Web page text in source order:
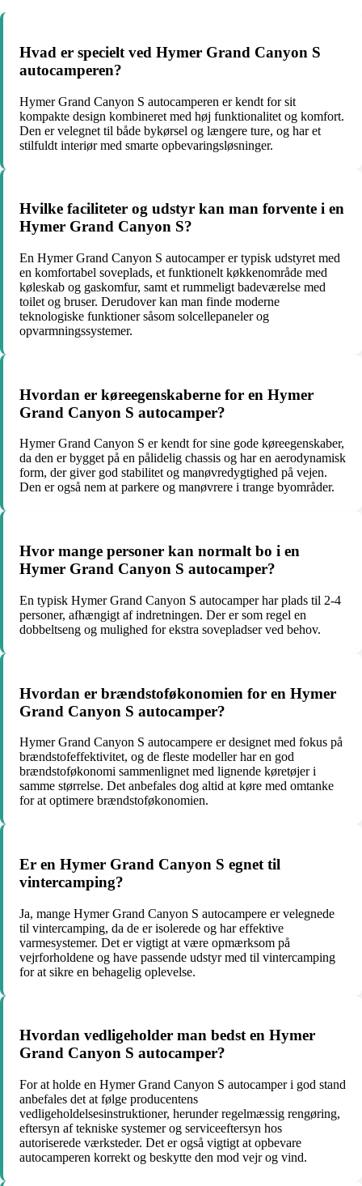
Hvad er specielt ved Hymer Grand Canyon S
autocamperen?
Hymer Grand Canyon S autocamperen er kendt for sit
kompakte design kombineret med høj funktionalitet og komfort.
Den er velegnet til både bykørsel og længere ture, og har et
stilfuldt interiør med smarte opbevaringsløsninger.
Hvilke faciliteter og udstyr kan man forvente i en
Hymer Grand Canyon S?
En Hymer Grand Canyon S autocamper er typisk udstyret med
en komfortabel soveplads, et funktionelt køkkenområde med
køleskab og gaskomfur, samt et rummeligt badeværelse med
toilet og bruser. Derudover kan man finde moderne
teknologiske funktioner såsom solcellepaneler og
opvarmningssystemer.
Hvordan er køreegenskaberne for en Hymer
Grand Canyon S autocamper?
Hymer Grand Canyon S er kendt for sine gode køreegenskaber,
da den er bygget på en pålidelig chassis og har en aerodynamisk
form, der giver god stabilitet og manøvredygtighed på vejen.
Den er også nem at parkere og manøvrere i trange byområder.
Hvor mange personer kan normalt bo i en
Hymer Grand Canyon S autocamper?
En typisk Hymer Grand Canyon S autocamper har plads til 2-4
personer, afhængigt af indretningen. Der er som regel en
dobbeltseng og mulighed for ekstra sovepladser ved behov.
Hvordan er brændstoføkonomien for en Hymer
Grand Canyon S autocamper?
Hymer Grand Canyon S autocampere er designet med fokus på
brændstofeffektivitet, og de fleste modeller har en god
brændstoføkonomi sammenlignet med lignende køretøjer i
samme størrelse. Det anbefales dog altid at køre med omtanke
for at optimere brændstoføkonomien.
Er en Hymer Grand Canyon S egnet til
vintercamping?
Ja, mange Hymer Grand Canyon S autocampere er velegnede
til vintercamping, da de er isolerede og har effektive
varmesystemer. Det er vigtigt at være opmærksom på
vejrforholdene og have passende udstyr med til vintercamping
for at sikre en behagelig oplevelse.
Hvordan vedligeholder man bedst en Hymer
Grand Canyon S autocamper?
For at holde en Hymer Grand Canyon S autocamper i god stand
anbefales det at følge producentens
vedligeholdelsesinstruktioner, herunder regelmæssig rengøring,
eftersyn af tekniske systemer og serviceeftersyn hos
autoriserede værksteder. Det er også vigtigt at opbevare
autocamperen korrekt og beskytte den mod vejr og vind.